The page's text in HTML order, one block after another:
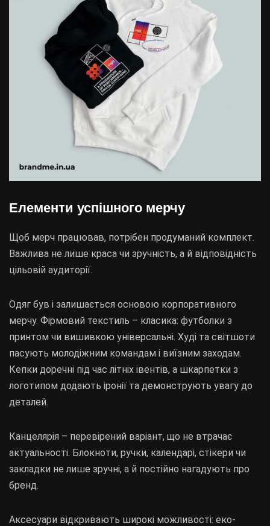
Елементи успішного мерчу
Щоб мерч працював, потрібен продуманий комплект.
Важлива не лише краса чи зручність, а й відповідність
цільовій аудиторії.
Одяг був і залишається основою корпоративного
мерчу. Фірмовий текстиль – класика: футболки з
принтом чи вишивкою універсальні. Худі та світшоти
пасують молодіжним командам і виїзним заходам.
Кепки доречні під час літніх івентів, а шкарпетки з
логотипом додають іронії та демонструють увагу до
деталей.
Канцелярія – перевірений варіант, що не втрачає
актуальності. Блокноти, ручки, календарі, стікери чи
закладки не лише зручні, а й постійно нагадують про
бренд.
Аксесуари відкривають широкі можливості: еко-